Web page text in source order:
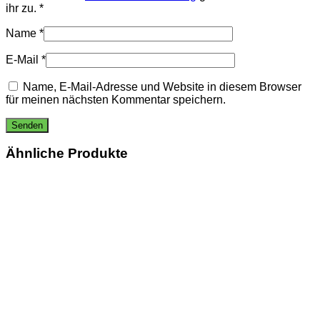
ihr zu. *
Name *
E-Mail *
Name, E-Mail-Adresse und Website in diesem Browser
für meinen nächsten Kommentar speichern.
Ähnliche Produkte